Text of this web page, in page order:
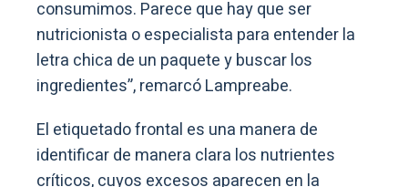
consumimos. Parece que hay que ser
nutricionista o especialista para entender la
letra chica de un paquete y buscar los
ingredientes”, remarcó Lampreabe.
El etiquetado frontal es una manera de
identificar de manera clara los nutrientes
críticos, cuyos excesos aparecen en la